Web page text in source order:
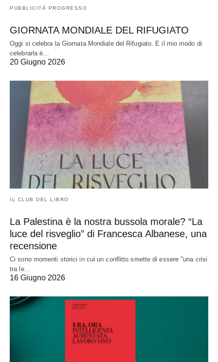
PUBBLICITÀ PROGRESSO
GIORNATA MONDIALE DEL RIFUGIATO
Oggi si celebra la Giornata Mondiale del Rifugiato. E il mio modo di
celebrarla è…
20 Giugno 2026
IL CLUB DEL LIBRO
La Palestina è la nostra bussola morale? “La
luce del risveglio” di Francesca Albanese, una
recensione
Ci sono momenti storici in cui un conflitto smette di essere "una crisi
tra le…
16 Giugno 2026